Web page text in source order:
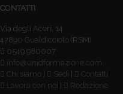
CONTATTI
Via degli Aceri, 14
47890 Gualdicciolo (RSM)
0549.980007
info@unidformazione.com
Chi siamo
Sedi
Contatti
Lavora con noi
Redazione